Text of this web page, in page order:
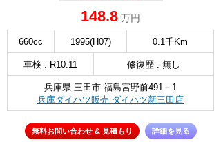
148.8 万円
660cc 1995(H07) 0.1千Km
車検 : R10.11 修復歴 : 無し
兵庫県 三田市 福島宮野前491－1
兵庫ダイハツ販売 ダイハツ新三田店
無料お問い合わせ & 見積もり 詳細を見る